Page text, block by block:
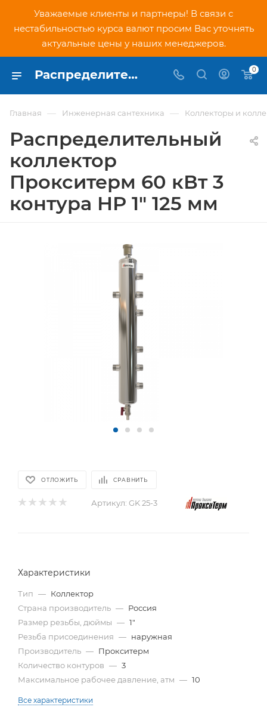
Уважаемые клиенты и партнеры! В связи с
нестабильностью курса валют просим Вас уточнять
актуальные цены у наших менеджеров.
Распределительный коллектор Прокситерм 60 кВт 3 контура НР 1" 125 мм - купить по низкой цене в Москве, интернет-магазин PNDtech.ru 0
Главная — Инженерная сантехника — Коллекторы и
Распределительный
коллектор
Прокситерм 60 кВт 3
контура НР 1" 125 мм
ОТЛОЖИТЬ СРАВНИТЬ
Артикул: GK 25-3
Характеристики
Тип — Коллектор
Страна производитель — Россия
Размер резьбы, дюймы — 1"
Резьба присоединения — наружная
Производитель — Прокситерм
Количество контуров — 3
Максимальное рабочее давление, атм — 10
Все характеристики